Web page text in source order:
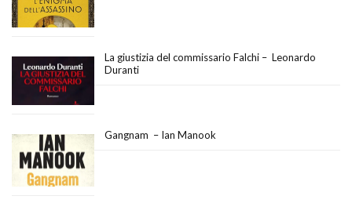
La giustizia del commissario Falchi – Leonardo
Duranti
Gangnam – Ian Manook